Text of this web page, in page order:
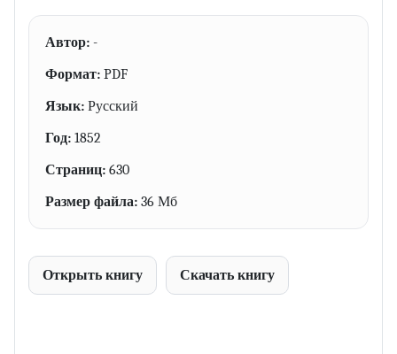
Автор: -
Формат: PDF
Язык: Русский
Год: 1852
Страниц: 630
Размер файла: 36 Мб
Открыть книгу Скачать книгу